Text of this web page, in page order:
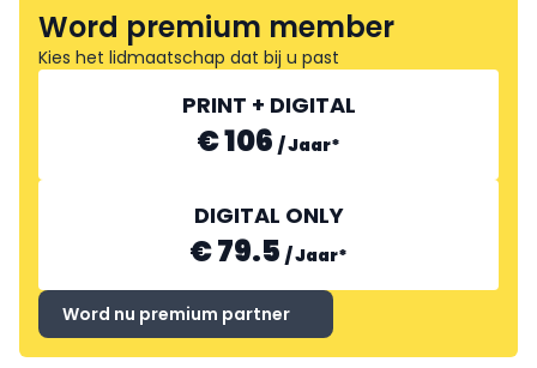
Word premium member
Kies het lidmaatschap dat bij u past
PRINT + DIGITAL
€ 106 /Jaar*
DIGITAL ONLY
€ 79.5 /Jaar*
Word nu premium partner